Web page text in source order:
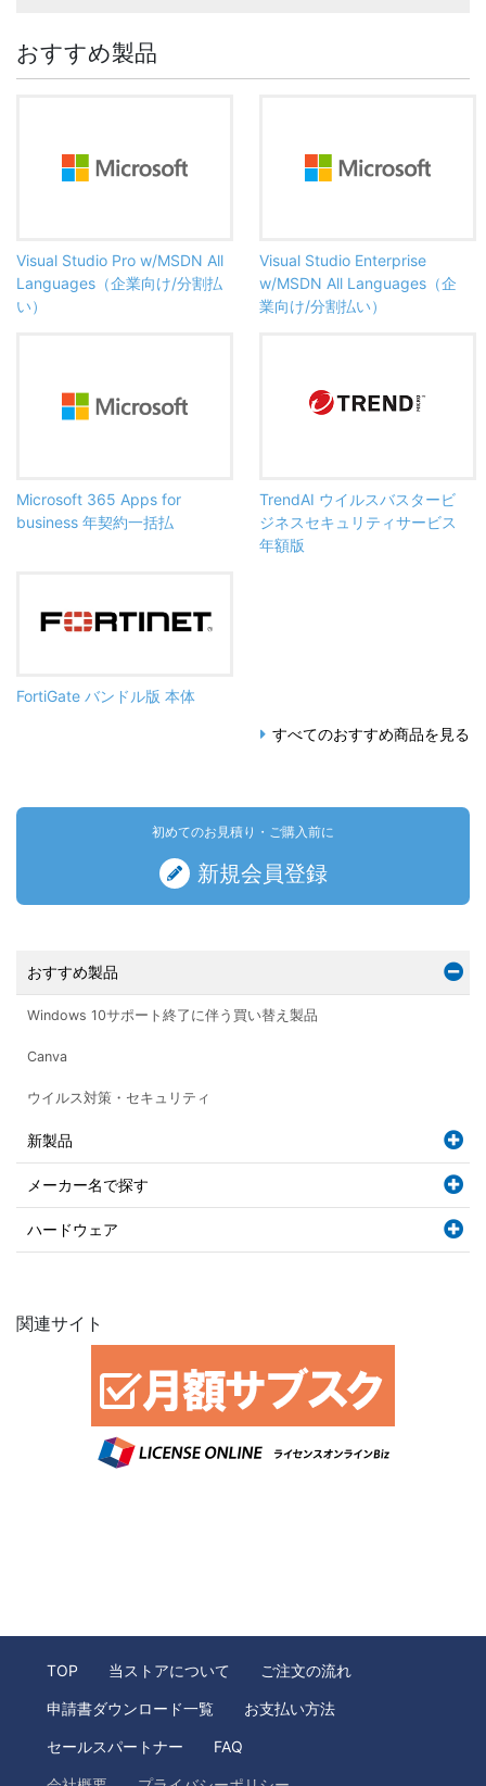
おすすめ製品
Visual Studio Pro w/MSDN All
Languages（企業向け/分割払
い）
Visual Studio Enterprise
w/MSDN All Languages（企
業向け/分割払い）
Microsoft 365 Apps for
business 年契約一括払
TrendAI ウイルスバスタービ
ジネスセキュリティサービス
年額版
FortiGate バンドル版 本体
すべてのおすすめ商品を見る
初めてのお見積り・ご購入前に
新規会員登録
おすすめ製品
Windows 10サポート終了に伴う買い替え製品
Canva
ウイルス対策・セキュリティ
新製品
メーカー名で探す
ハードウェア
関連サイト
TOP 当ストアについて ご注文の流れ
申請書ダウンロード一覧 お支払い方法
セールスパートナー FAQ